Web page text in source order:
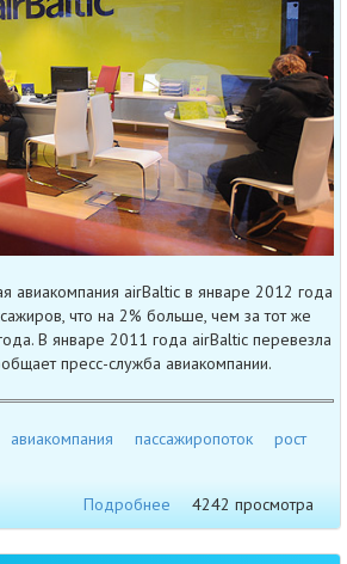
авиакомпания airBaltic в январе 2012 года
что на 2% больше, чем за тот же
В январе 2011 года airBaltic перевезла
пресс-служба авиакомпании.
авиакомпания пассажиропоток
рост
Подробнее
4242 просмотра